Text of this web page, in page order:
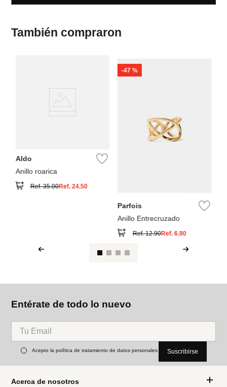
También compraron
Aldo
Anillo roarica
Ref.35.00Ref.24.50
47 %
Parfois
Anillo Entrecruzado
Ref.12.90Ref.6.90
Entérate de todo lo nuevo
Acepto la política de tratamiento de datos personales Suscribirse
Acerca de nosotros